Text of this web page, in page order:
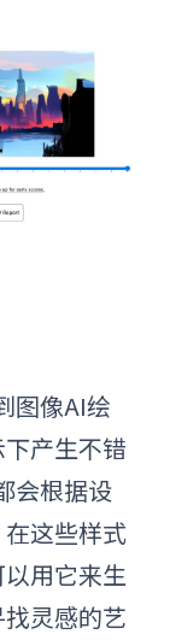
图像AI绘
产生不错
会根据设
这些样式
用它来生
灵感的艺